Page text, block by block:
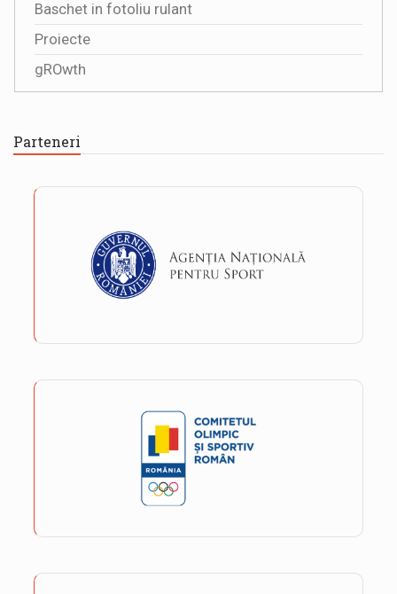
Baschet in fotoliu rulant
Proiecte
gROwth
Parteneri